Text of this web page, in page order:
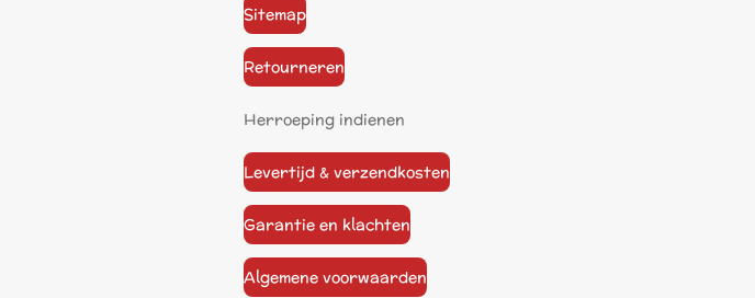
Sitemap
Retourneren
Herroeping indienen
Levertijd & verzendkosten
Garantie en klachten
Algemene voorwaarden